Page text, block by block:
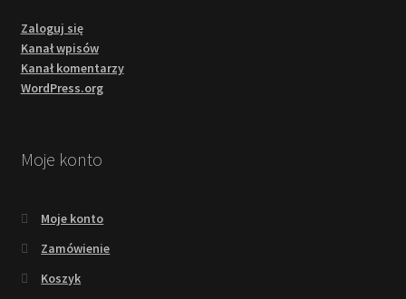
Zaloguj się
Kanał wpisów
Kanał komentarzy
WordPress.org
Moje konto
Moje konto
Zamówienie
Koszyk